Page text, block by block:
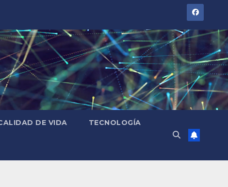
DE VIDA TECNOLOGÍA